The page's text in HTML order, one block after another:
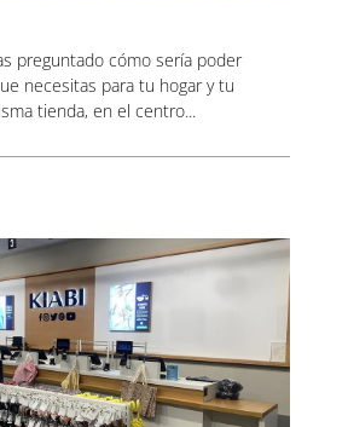
preguntado cómo sería poder
necesitas para tu hogar y tu
tienda, en el centro...